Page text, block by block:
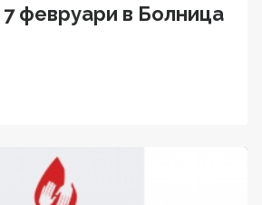
февруари в Болница